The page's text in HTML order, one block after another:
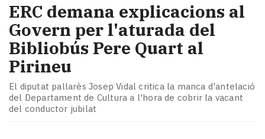
ERC demana explicacions al
Govern per l'aturada del
Bibliobús Pere Quart al
Pirineu
El diputat pallarès Josep Vidal critica la manca d'antelació
del Departament de Cultura a l'hora de cobrir la vacant
del conductor jubilat